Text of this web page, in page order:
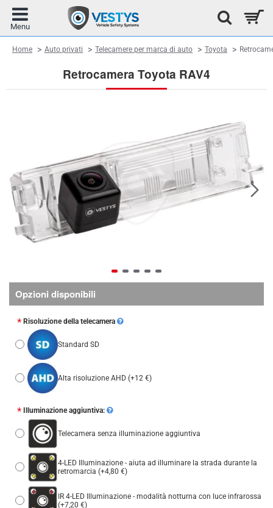
Retrocamera Toyota RAV4
HomehomeAuto privati Telecamere per marca di auto Toyota
Opzioni disponibili
Risoluzione della telecamera
Standard SD
Alta risoluzione AHD (+12 €)
Illuminazione aggiuntiva:
Telecamera senza illuminazione aggiuntiva
4-LED Illuminazione - aiuta ad illuminare la strada durante la
retromarcia (+4,80 €)
IR 4-LED Illuminazione - modalità notturna con luce infrarossa
(+7,20 €)